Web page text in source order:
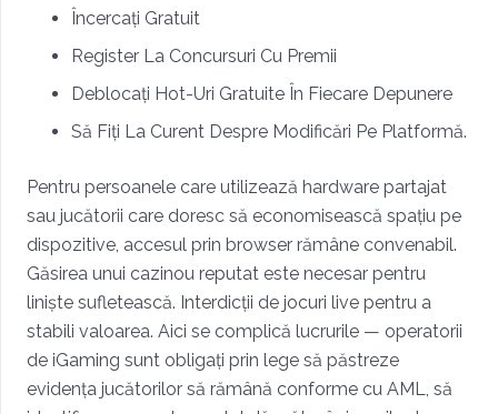
Încercați Gratuit
Register La Concursuri Cu Premii
Deblocați Hot-Uri Gratuite În Fiecare Depunere
Să Fiți La Curent Despre Modificări Pe Platformă.
Pentru persoanele care utilizează hardware partajat
sau jucătorii care doresc să economisească spațiu pe
dispozitive, accesul prin browser rămâne convenabil.
Găsirea unui cazinou reputat este necesar pentru
liniște sufletească. Interdicții de jocuri live pentru a
stabili valoarea. Aici se complică lucrurile — operatorii
de iGaming sunt obligați prin lege să păstreze
evidența jucătorilor să rămână conforme cu AML, să